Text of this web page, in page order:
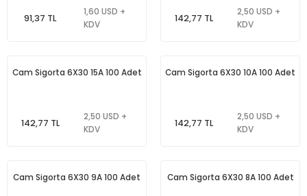
91,37 TL
1,60 USD +
KDV
142,77 TL
2,50 USD +
KDV
Cam Sigorta 6X30 15A 100 Adet
142,77 TL
2,50 USD +
KDV
Cam Sigorta 6X30 10A 100 Adet
142,77 TL
2,50 USD +
KDV
Cam Sigorta 6X30 9A 100 Adet Cam Sigorta 6X30 8A 100 Adet